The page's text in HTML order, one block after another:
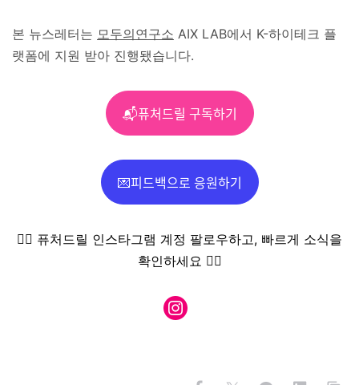
본 뉴스레터는 모두의연구소 AIX LAB에서 K-하이테크 플
랫폼에 지원 받아 진행됐습니다.
📬퓨처드릴 구독하기
💌피드백으로 응원하기
👇🏻 퓨처드릴 인스타그램 계정 팔로우하고, 빠르게 소식을
확인하세요 👇🏻